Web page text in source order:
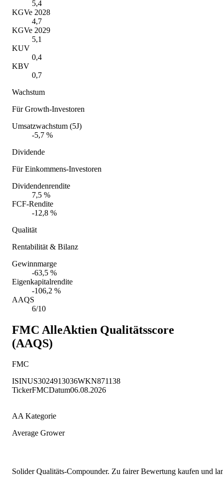
5,4
KGVe 2028
4,7
KGVe 2029
5,1
KUV
0,4
KBV
0,7
Wachstum
Für Growth-Investoren
Umsatzwachstum (5J)
-5,7 %
Dividende
Für Einkommens-Investoren
Dividendenrendite
7,5 %
FCF-Rendite
-12,8 %
Qualität
Rentabilität & Bilanz
Gewinnmarge
-63,5 %
Eigenkapitalrendite
-106,2 %
AAQS
6/10
FMC AlleAktien Qualitätsscore
(AAQS)
FMC
ISINUS3024913036WKN871138
TickerFMCDatum06.08.2026
AA Kategorie
Average Grower
Solider Qualitäts-Compounder. Zu fairer Bewertung kaufen und